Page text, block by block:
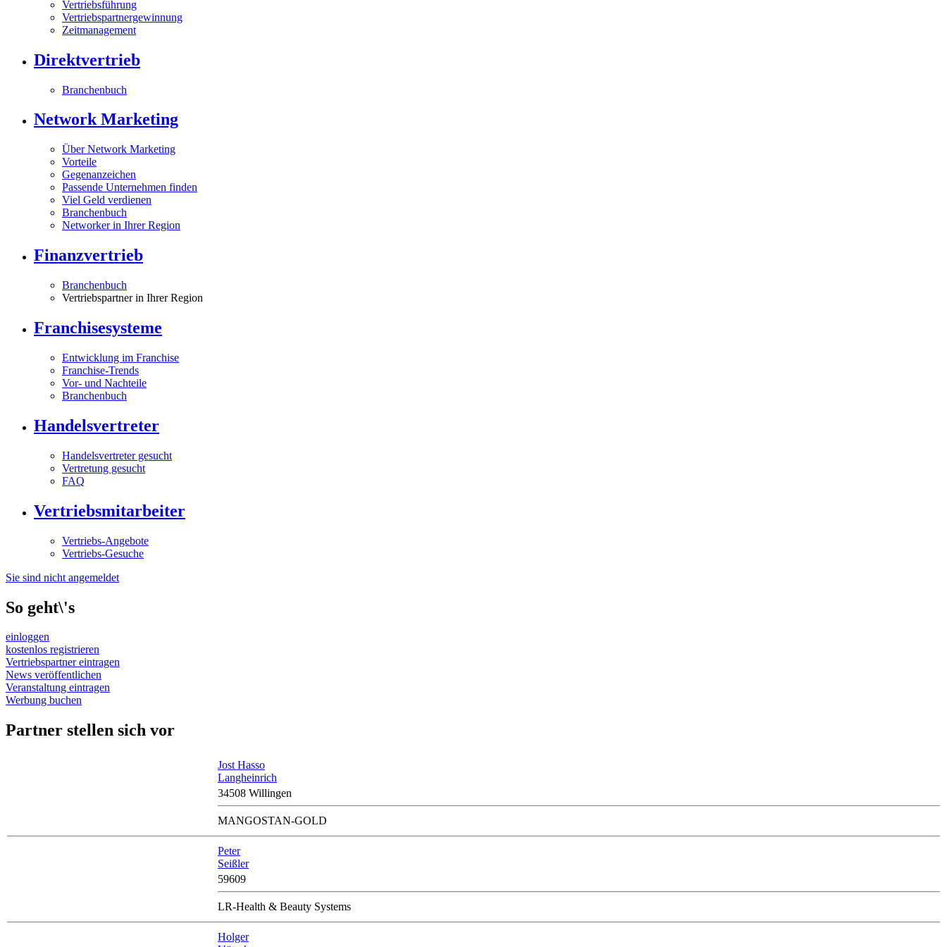
Vertriebsführung
Vertriebspartnergewinnung
Zeitmanagement
Direktvertrieb
Branchenbuch
Network Marketing
Über Network Marketing
Vorteile
Gegenanzeichen
Passende Unternehmen finden
Viel Geld verdienen
Branchenbuch
Networker in Ihrer Region
Finanzvertrieb
Branchenbuch
Vertriebspartner in Ihrer Region
Franchisesysteme
Entwicklung im Franchise
Franchise-Trends
Vor- und Nachteile
Branchenbuch
Handelsvertreter
Handelsvertreter gesucht
Vertretung gesucht
FAQ
Vertriebsmitarbeiter
Vertriebs-Angebote
Vertriebs-Gesuche
Sie sind nicht angemeldet
So geht\'s
einloggen
kostenlos registrieren
Vertriebspartner eintragen
News veröffentlichen
Veranstaltung eintragen
Werbung buchen
Partner stellen sich vor
Jost Hasso
Langheinrich
34508 Willingen
MANGOSTAN-GOLD
Peter
Seißler
59609
LR-Health & Beauty Systems
Holger